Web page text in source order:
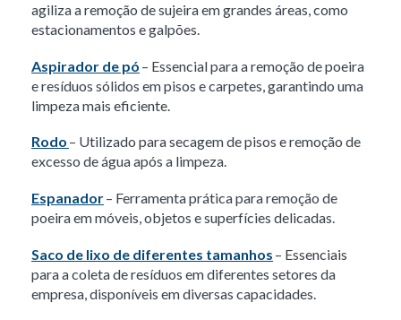
agiliza a remoção de sujeira em grandes áreas, como
estacionamentos e galpões.
Aspirador de pó – Essencial para a remoção de poeira
e resíduos sólidos em pisos e carpetes, garantindo uma
limpeza mais eficiente.
Rodo – Utilizado para secagem de pisos e remoção de
excesso de água após a limpeza.
Espanador– Ferramenta prática para remoção de
poeira em móveis, objetos e superfícies delicadas.
Saco de lixo de diferentes tamanhos – Essenciais
para a coleta de resíduos em diferentes setores da
empresa, disponíveis em diversas capacidades.